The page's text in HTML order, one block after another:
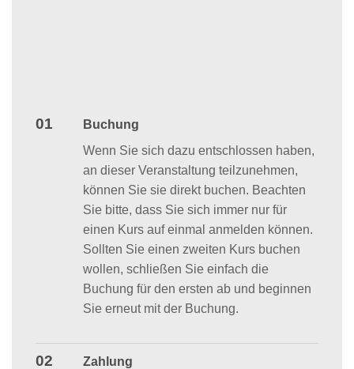
01
Buchung
Wenn Sie sich dazu entschlossen haben,
an dieser Veranstaltung teilzunehmen,
können Sie sie direkt buchen. Beachten
Sie bitte, dass Sie sich immer nur für
einen Kurs auf einmal anmelden können.
Sollten Sie einen zweiten Kurs buchen
wollen, schließen Sie einfach die
Buchung für den ersten ab und beginnen
Sie erneut mit der Buchung.
02 Zahlung